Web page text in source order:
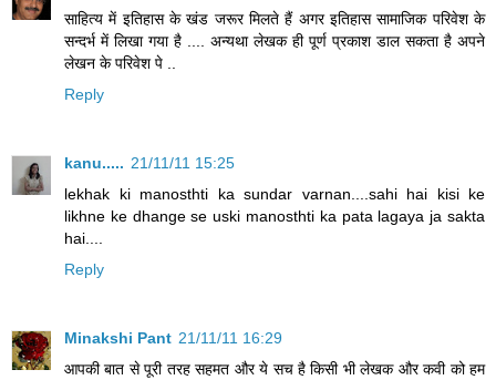
साहित्य में इतिहास के खंड जरूर मिलते हैं अगर इतिहास सामाजिक परिवेश के
सन्दर्भ में लिखा गया है .... अन्यथा लेखक ही पूर्ण प्रकाश डाल सकता है अपने
लेखन के परिवेश पे ..
Reply
kanu..... 21/11/11 15:25
lekhak ki manosthti ka sundar varnan....sahi hai kisi ke
likhne ke dhange se uski manosthti ka pata lagaya ja sakta
hai....
Reply
Minakshi Pant 21/11/11 16:29
आपकी बात से पूरी तरह सहमत और ये सच है किसी भी लेखक और कवी को हम